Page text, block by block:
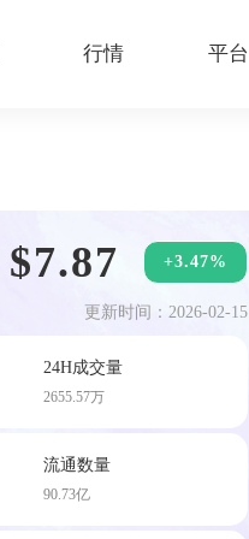
行情 平台
$7.87 +3.47%
更新时间：2026-02-15
24H成交量
2655.57万
流通数量
90.73亿